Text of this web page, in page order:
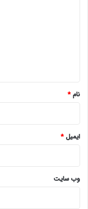
نام*
ایمیل*
وب‌ سایت